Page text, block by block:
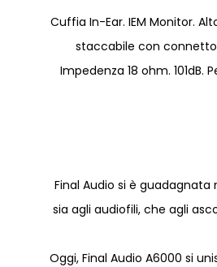
Cuffia In-Ear. IEM Monitor.
staccabile con
Impedenza 18 ohm.
Final Audio si è
sia agli audiofili, che agli
Oggi, Final Audio A6000 si